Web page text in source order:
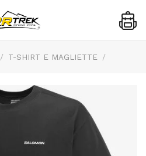
/ T-SHIRT E MAGLIETTE /